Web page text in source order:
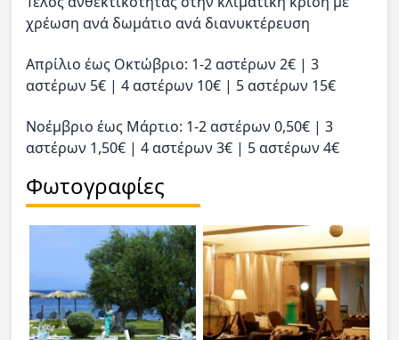
χρέωση ανά δωμάτιο ανά διανυκτέρευση
Απρίλιο έως Οκτώβριο: 1-2 αστέρων 2€ | 3
αστέρων 5€ | 4 αστέρων 10€ | 5 αστέρων 15€
Νοέμβριο έως Μάρτιο: 1-2 αστέρων 0,50€ | 3
αστέρων 1,50€ | 4 αστέρων 3€ | 5 αστέρων 4€
Φωτογραφίες